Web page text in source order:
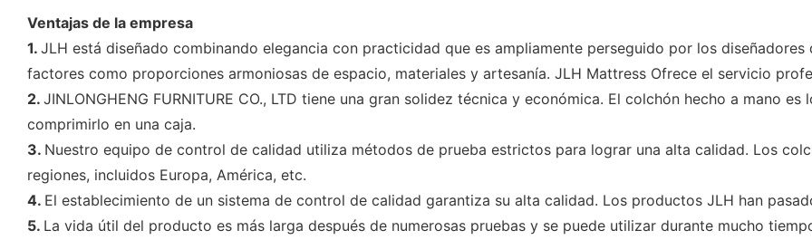
Ventajas de la empresa
1. JLH está diseñado combinando elegancia con practicidad que es ampliamente perseguido por los
factores como proporciones armoniosas de espacio, materiales y artesanía. JLH Mattress Ofrece el servicio
2. JINLONGHENG FURNITURE CO., LTD tiene una gran solidez técnica y económica. El colchón hecho a mano
comprimirlo en una caja.
3. Nuestro equipo de control de calidad utiliza métodos de prueba estrictos para lograr una alta calidad. Los
regiones, incluidos Europa, América, etc.
4. El establecimiento de un sistema de control de calidad garantiza su alta calidad. Los productos JLH han
5. La vida útil del producto es más larga después de numerosas pruebas y se puede utilizar durante mucho